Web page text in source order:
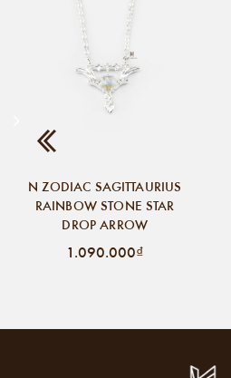
N ZODIAC SAGITTAURIUS
RAINBOW STONE STAR
DROP ARROW
1.090.000₫